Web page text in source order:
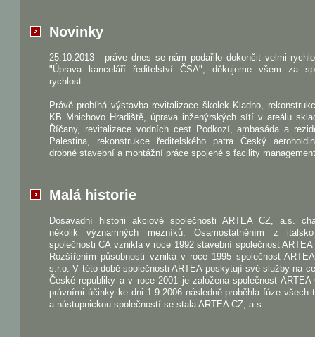
Novinky
25.10.2013 - práve dnes se nám podařilo dokončit velmi
"Úprava kanceláří ředitelství ČSA", děkujeme všem za
rychlost.
Právě probíhá výstavba revitalizace školek Kladno,
KB Mnichovo Hradiště, úprava inženýrských sítí v areálu
Říčany, revitalizace vodních cest Podkozí, ambasáda a
Palestina, rekonstrukce ředitelského patra Český
drobné stavební a montážní práce spojené s facility
Malá historie
Dosavadní historii akciové společnosti ARTEA CZ, a.s.
několik významných mezníků. Osamostatněním z
společnosti CA vznikla v roce 1992 stavební společnost
Rozšířením působnosti vzniká v roce 1995 společnost
s.r.o. V této době společnosti ARTEA poskytují své služby na
České republiky a v roce 2001 je založena společnost
právními účinky ke dni 1.9.2006 následně proběhla fúze všech
a nástupnickou společností se stala ARTEA CZ, a.s.